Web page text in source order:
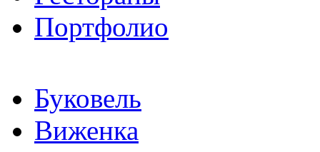
Портфолио
Буковель
Виженка